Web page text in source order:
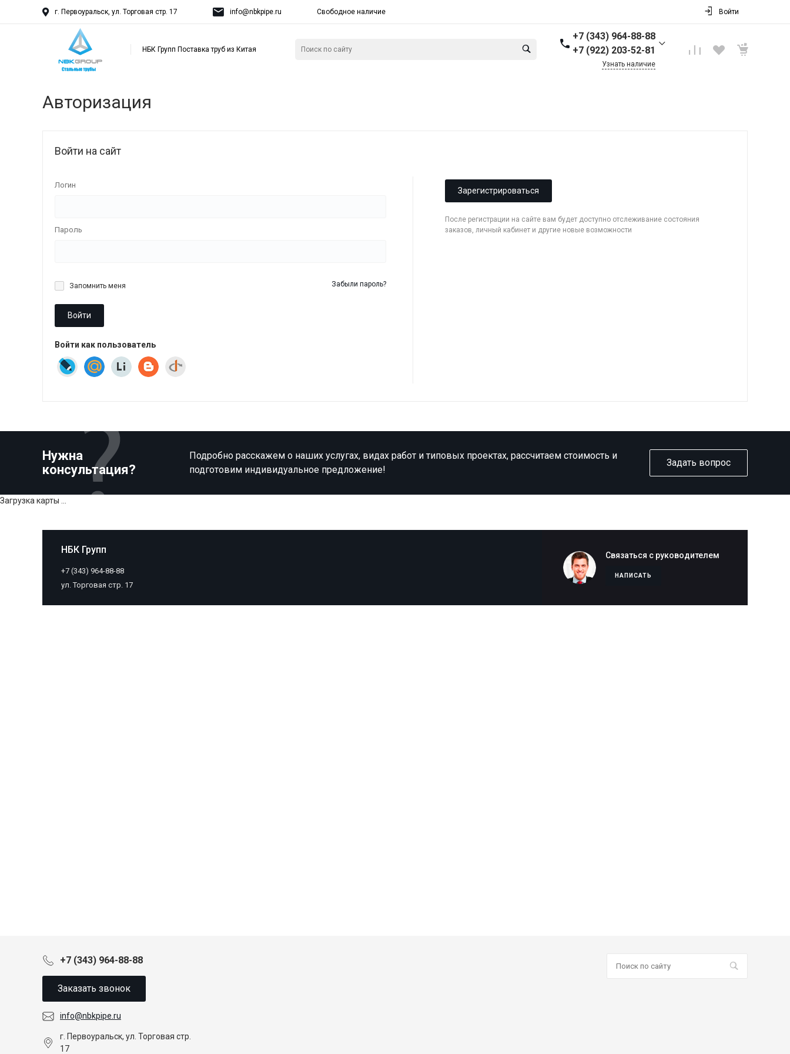
г. Первоуральск, ул. Торговая стр. 17 info@nbkpipe.ru Свободное наличие Войти
НБК Групп Поставка труб из Китая
+7 (343) 964-88-88
+7 (922) 203-52-81
Узнать наличие
Авторизация
Войти на сайт
Логин
Пароль
Запомнить меня Забыли пароль?
Войти
Войти как пользователь
Зарегистрироваться
После регистрации на сайте вам будет доступно отслеживание состояния
заказов, личный кабинет и другие новые возможности
Нужна
консультация?
Подробно расскажем о наших услугах, видах работ и типовых проектах, рассчитаем стоимость и
подготовим индивидуальное предложение!
Задать вопрос
Связаться с руководителем
НАПИСАТЬ
НБК Групп
+7 (343) 964-88-88
ул. Торговая стр. 17
Загрузка карты ...
+7 (343) 964-88-88
Заказать звонок
info@nbkpipe.ru
г. Первоуральск, ул. Торговая стр.
17